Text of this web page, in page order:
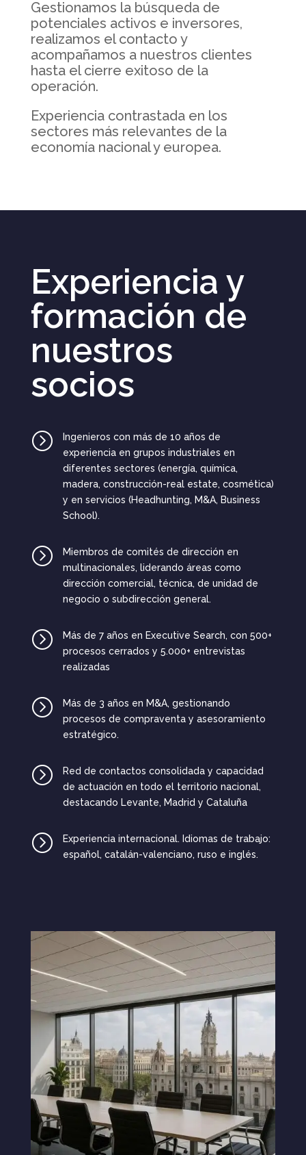
Gestionamos la búsqueda de
potenciales activos e inversores,
realizamos el contacto y
acompañamos a nuestros clientes
hasta el cierre exitoso de la
operación.
Experiencia contrastada en los
sectores más relevantes de la
economía nacional y europea.
Experiencia y
formación de
nuestros
socios
=
Ingenieros con más de 10 años de
experiencia en grupos industriales en
diferentes sectores (energía, química,
madera, construcción-real estate, cosmética)
y en servicios (Headhunting, M&A, Business
School).
=
Miembros de comités de dirección en
multinacionales, liderando áreas como
dirección comercial, técnica, de unidad de
negocio o subdirección general.
=
Más de 7 años en Executive Search, con 500+
procesos cerrados y 5.000+ entrevistas
realizadas
=
Más de 3 años en M&A, gestionando
procesos de compraventa y asesoramiento
estratégico.
=
Red de contactos consolidada y capacidad
de actuación en todo el territorio nacional,
destacando Levante, Madrid y Cataluña
=
Experiencia internacional. Idiomas de trabajo:
español, catalán-valenciano, ruso e inglés.